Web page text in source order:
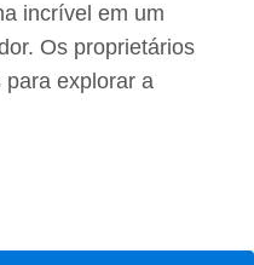
incrível em um
Os proprietários
explorar a